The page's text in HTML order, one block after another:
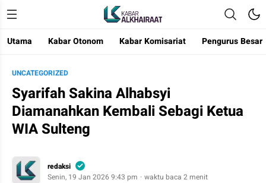
Kabar Alkhairaat
Mengabarkan Kebaikan
Utama Kabar Otonom Kabar Komisariat Pengurus Besar
UNCATEGORIZED
Syarifah Sakina Alhabsyi
Diamanahkan Kembali Sebagi Ketua
WIA Sulteng
redaksi
Senin, 19 Jan 2026 9:43 pm
waktu baca 2 menit